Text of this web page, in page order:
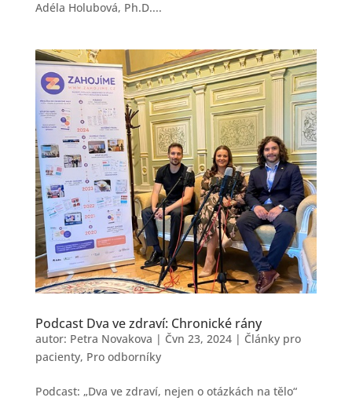
Adéla Holubová, Ph.D....
Podcast Dva ve zdraví: Chronické rány
autor: Petra Novakova | Čvn 23, 2024| Články pro
pacienty, Pro odborníky
Podcast: „Dva ve zdraví, nejen o otázkách na tělo“